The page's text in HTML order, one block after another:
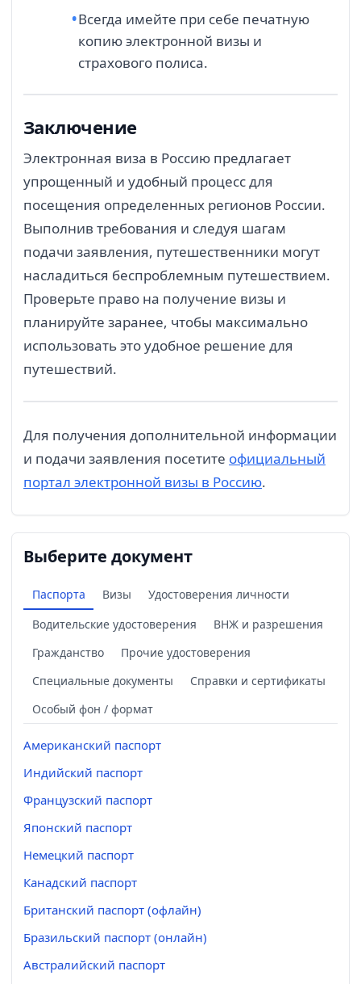
Всегда имейте при себе печатную
копию электронной визы и
страхового полиса.
Заключение
Электронная виза в Россию предлагает
упрощенный и удобный процесс для
посещения определенных регионов России.
Выполнив требования и следуя шагам
подачи заявления, путешественники могут
насладиться беспроблемным путешествием.
Проверьте право на получение визы и
планируйте заранее, чтобы максимально
использовать это удобное решение для
путешествий.
Для получения дополнительной информации
и подачи заявления посетите официальный
портал электронной визы в Россию.
Выберите документ
Паспорта Визы
Удостоверения личности
Водительские удостоверения
ВНЖ и разрешения
Гражданство
Прочие удостоверения
Специальные документы
Справки и сертификаты
Особый фон / формат
Американский паспорт
Индийский паспорт
Французский паспорт
Японский паспорт
Немецкий паспорт
Канадский паспорт
Британский паспорт (офлайн)
Бразильский паспорт (онлайн)
Австралийский паспорт